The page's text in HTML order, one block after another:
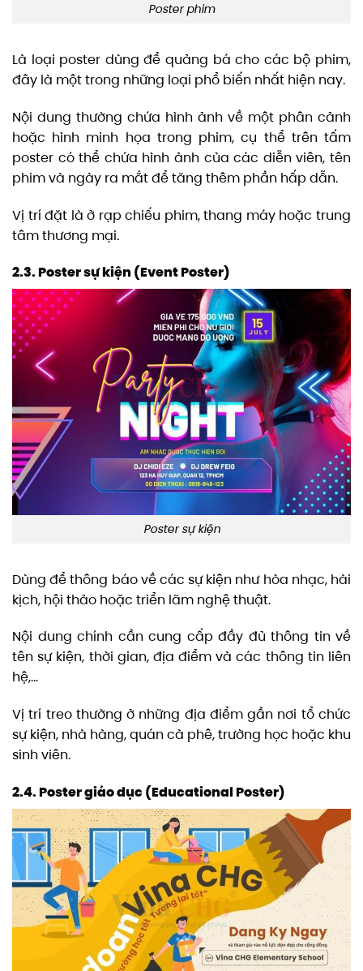
Poster phim
Là loại poster dùng để quảng bá cho các bộ phim,
đây là một trong những loại phổ biến nhất hiện nay.
Nội dung thường chứa hình ảnh về một phân cảnh
hoặc hình minh họa trong phim, cụ thể trên tấm
poster có thể chứa hình ảnh của các diễn viên, tên
phim và ngày ra mắt để tăng thêm phần hấp dẫn.
Vị trí đặt là ở rạp chiếu phim, thang máy hoặc trung
tâm thương mại.
2.3. Poster sự kiện (Event Poster)
Poster sự kiện
Dùng để thông báo về các sự kiện như hòa nhạc, hài
kịch, hội thảo hoặc triển lãm nghệ thuật.
Nội dung chính cần cung cấp đầy đủ thông tin về
tên sự kiện, thời gian, địa điểm và các thông tin liên
hệ,…
Vị trí treo thường ở những địa điểm gần nơi tổ chức
sự kiện, nhà hàng, quán cà phê, trường học hoặc khu
sinh viên.
2.4. Poster giáo dục (Educational Poster)